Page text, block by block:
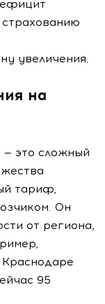
увеличения.
на
это сложный
тариф,
Он
от региона,
Краснодаре
95